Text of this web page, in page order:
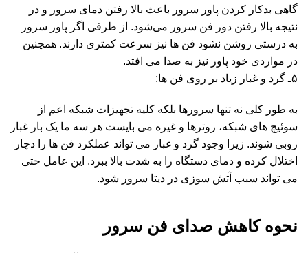
گاهی بدکار کردن پاور سرور باعث بالا رفتن دمای سرور و در
نتیجه بالا رفتن دور فن سرور می‌شود. از طرفی اگر پاور سرور
به درستی روشن نشود فن ها نیز سرعت کمتری دارند. همچنین
در مواردی خود پاور نیز به صدا می افتد.
۵ـ گرد و غبار زیاد بر روی فن ها:
به طور کلی نه تنها سرورها بلکه کلیه تجهیزات شبکه اعم از
سوئیچ های شبکه، روترها و غیره می بایست هر سه ما یک بار غبار
روبی شوند. زیرا وجود گرد و غبار می تواند عملکرد فن ها را دچار
اختلال کرده و دمای دستگاه را به شدت بالا ببرد. این عامل حتی
می تواند سبب آتش سوزی در دیتا سرور شود.
نحوه کاهش صدای فن سرور